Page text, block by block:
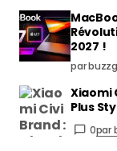
2027 !
par buzzg
Xiaomi
Plus
0par